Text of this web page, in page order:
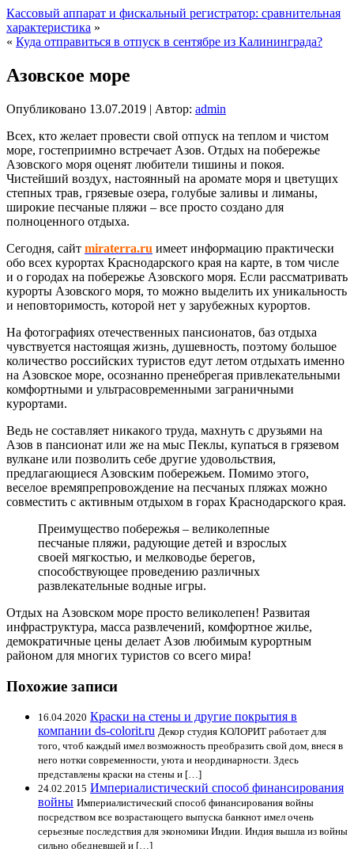
Кассовый аппарат и фискальный регистратор: сравнительная
характеристика »
« Куда отправиться в отпуск в сентябре из Калининграда?
Азовское море
Опубликовано 13.07.2019 | Автор: admin
Всех, кто желает провести свой отпуск на теплом и чистом
море, гостеприимно встречает Азов. Отдых на побережье
Азовского моря оценят любители тишины и покоя.
Чистейший воздух, настоянный на аромате моря и цветущих
степных трав, грязевые озера, голубые заливы и лиманы,
широкие песчаные пляжи – все просто создано для
полноценного отдыха.
Сегодня, сайт miraterra.ru имеет информацию практически
обо всех курортах Краснодарского края на карте, в том числе
и о городах на побережье Азовского моря. Если рассматривать
курорты Азовского моря, то можно выделить их уникальность
и неповторимость, которой нет у зарубежных курортов.
На фотографиях отечественных пансионатов, баз отдыха
чувствуется настоящая жизнь, душевность, поэтому большое
количество российских туристов едут летом отдыхать именно
на Азовское море, осознанно пренебрегая привлекательными
комфортными и ультрасовременными заграничными
курортами.
Ведь не составляет никакого труда, махнуть с друзьями на
Азов в пансионат или же на мыс Пеклы, купаться в грязевом
вулкане или позволить себе другие удовольствия,
предлагающиеся Азовским побережьем. Помимо этого,
веселое времяпрепровождение на песчаных пляжах можно
совместить с активным отдыхом в горах Краснодарского края.
Преимущество побережья – великолепные
песчаные пляжи, радующие детей и взрослых
своей мягкостью, и мелководье берегов,
способствующее проведению различных
развлекательные водные игры.
Отдых на Азовском море просто великолепен! Развитая
инфраструктура, масса развлечений, комфортное жилье,
демократичные цены делает Азов любимым курортным
районом для многих туристов со всего мира!
Похожие записи
16.04.2020 Краски на стены и другие покрытия в
компании ds-colorit.ru Декор студия КОЛОРИТ работает для
того, чтоб каждый имел возможность преобразить свой дом, внеся в
него нотки современности, уюта и неординарности. Здесь
представлены краски на стены и […]
24.02.2015 Империалистический способ финансирования
войны Империалистический способ финансирования войны
посредством все возрастающего выпуска банкнот имел очень
серьезные последствия для экономики Индии. Индия вышла из войны
сильно обедневшей и […]